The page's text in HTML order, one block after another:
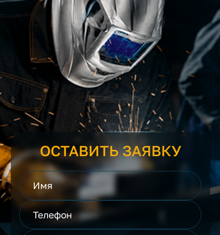
ОСТАВИТЬ ЗАЯВКУ